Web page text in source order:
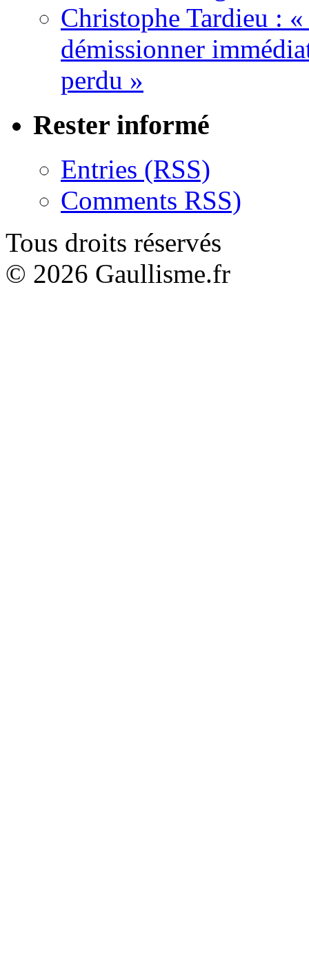
Christophe Tardieu : «
démissionner
perdu »
Rester informé
Entries (RSS)
Comments RSS)
Tous droits réservés
© 2026 Gaullisme.fr